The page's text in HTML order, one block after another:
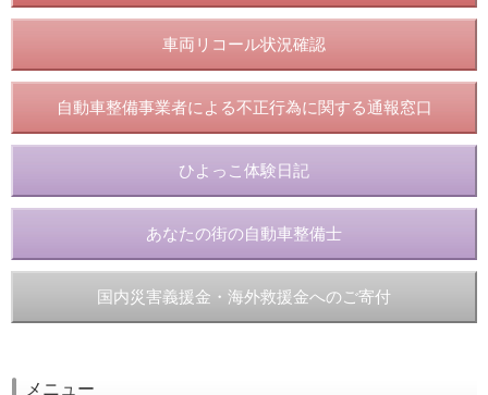
車両リコール状況確認
自動車整備事業者による不正行為に関する通報窓口
ひよっこ体験日記
あなたの街の自動車整備士
国内災害義援金・海外救援金へのご寄付
メニュー